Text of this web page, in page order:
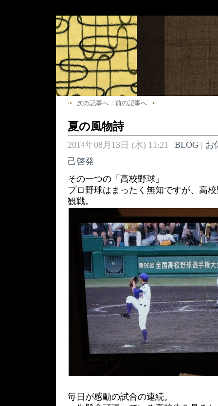
次の記事へ 前の記事へ
夏の風物詩
2014年08月13日 (水) 11:21 BLOG| お
己啓発
その一つの「高校野球」
プロ野球はまったく無知ですが、高
観戦。
毎日が感動の試合の連続。